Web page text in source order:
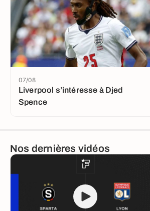
Liverpool s’intéresse à Djed
Spence
07/08
Nos dernières vidéos